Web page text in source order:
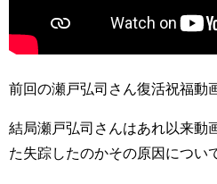
前回の瀬戸弘司さん復活祝福動
結局瀬戸弘司さんはあれ以来動
た失踪したのかその原因につい